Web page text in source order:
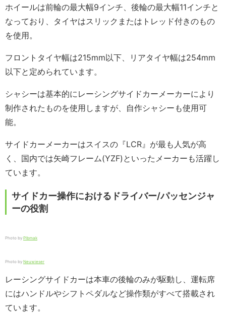
ホイールは前輪の最大幅9インチ、後輪の最大幅11インチと
なっており、タイヤはスリックまたはトレッド付きのもの
を使用。
フロントタイヤ幅は215mm以下、リアタイヤ幅は254mm
以下と定められています。
シャシーは基本的にレーシングサイドカーメーカーにより
制作されたものを使用しますが、自作シャシーも使用可
能。
サイドカーメーカーはスイスの『LCR』が最も人気が高
く、国内では矢崎フレーム(YZF)といったメーカーも活躍し
ています。
サイドカー操作におけるドライバー/パッセンジャ
ーの役割
Photo by Plbmak
Photo by Neuwieser
レーシングサイドカーは本車の後輪のみが駆動し、運転席
にはハンドルやシフトペダルなど操作類がすべて搭載され
ています。